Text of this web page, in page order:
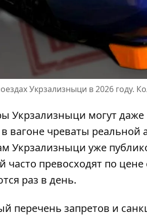
Укрзализныци в 2026 году.
Укрзализныци могут
вагоне чреваты
Укрзализныци уже
часто превосходят по
раз в день.
перечень запретов и